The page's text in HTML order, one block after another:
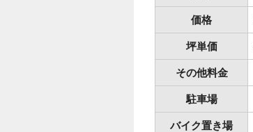
価格
坪単価
その他料金
駐車場
バイク置き場